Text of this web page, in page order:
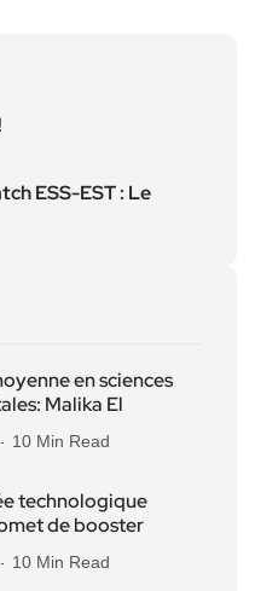
ESS-EST : Le
en sciences
Malika El
10 Min Read
technologique
de booster
10 Min Read